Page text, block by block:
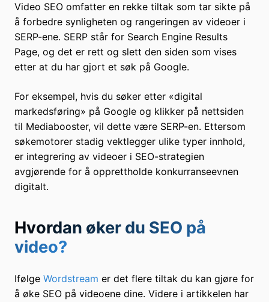
Video SEO omfatter en rekke tiltak som tar sikte på
å forbedre synligheten og rangeringen av videoer i
SERP-ene. SERP står for Search Engine Results
Page, og det er rett og slett den siden som vises
etter at du har gjort et søk på Google.
For eksempel, hvis du søker etter «digital
markedsføring» på Google og klikker på nettsiden
til Mediabooster, vil dette være SERP-en. Ettersom
søkemotorer stadig vektlegger ulike typer innhold,
er integrering av videoer i SEO-strategien
avgjørende for å opprettholde konkurranseevnen
digitalt.
Hvordan øker du SEO på
video?
Ifølge Wordstream er det flere tiltak du kan gjøre for
å øke SEO på videoene dine. Videre i artikkelen har